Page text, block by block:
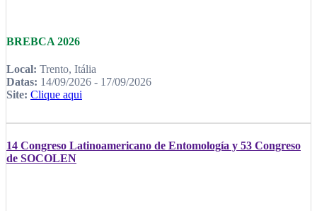
BREBCA 2026
Local: Trento, Itália
Datas: 14/09/2026 - 17/09/2026
Site: Clique aqui
14 Congreso Latinoamericano de Entomología y 53 Congreso
de SOCOLEN